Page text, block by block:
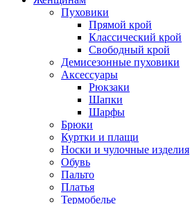
Пуховики
Прямой крой
Классический крой
Свободный крой
Демисезонные пуховики
Аксессуары
Рюкзаки
Шапки
Шарфы
Брюки
Куртки и плащи
Носки и чулочные изделия
Обувь
Пальто
Платья
Термобелье